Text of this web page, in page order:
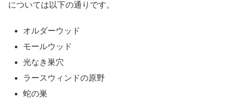
については以下の通りです。
オルダーウッド
モールウッド
光なき巣穴
ラースウィンドの原野
蛇の巣